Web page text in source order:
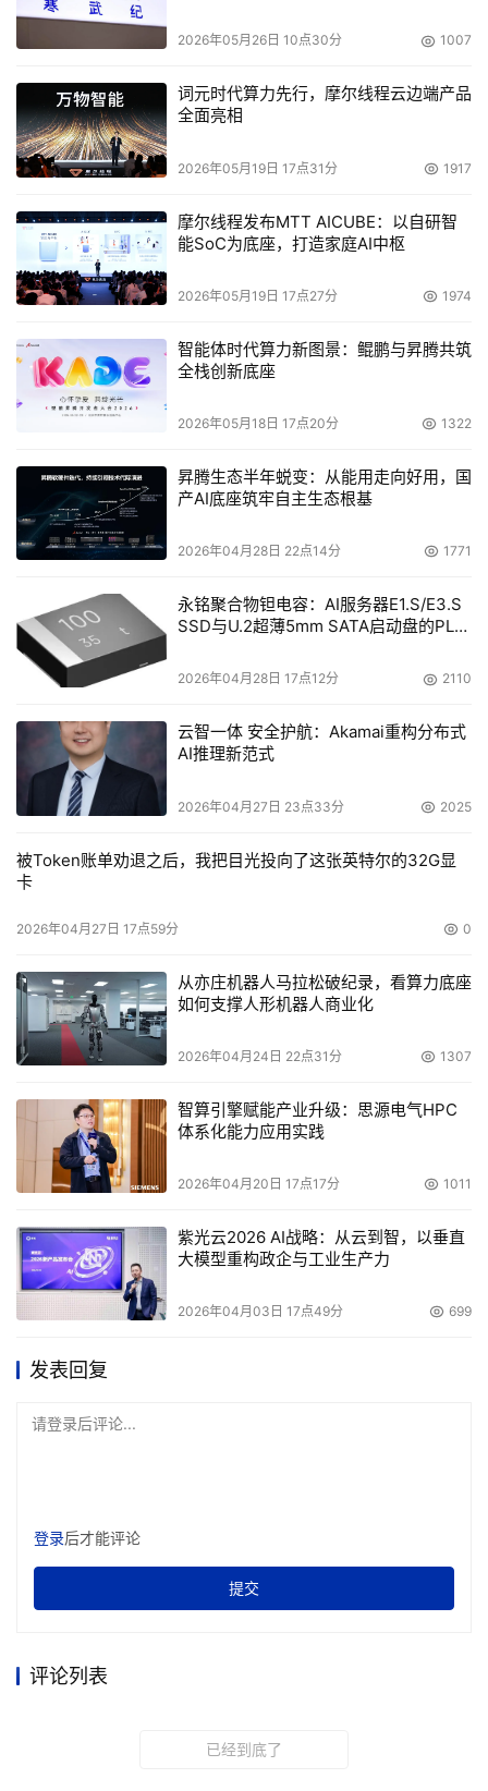
2026年05月26日 10点30分 1007
词元时代算力先行，摩尔线程云边端产品
全面亮相
2026年05月19日 17点31分 1917
摩尔线程发布MTT AICUBE：以自研智
能SoC为底座，打造家庭AI中枢
2026年05月19日 17点27分 1974
智能体时代算力新图景：鲲鹏与昇腾共筑
全栈创新底座
2026年05月18日 17点20分 1322
昇腾生态半年蜕变：从能用走向好用，国
产AI底座筑牢自主生态根基
2026年04月28日 22点14分 1771
永铭聚合物钽电容：AI服务器E1.S/E3.S
SSD与U.2超薄5mm SATA启动盘的PLP
2026年04月28日 17点12分 2110
云智一体 安全护航：Akamai重构分布式
AI推理新范式
2026年04月27日 23点33分 2025
被Token账单劝退之后，我把目光投向了这张英特尔的32G显
卡
2026年04月27日 17点59分 0
从亦庄机器人马拉松破纪录，看算力底座
如何支撑人形机器人商业化
2026年04月24日 22点31分 1307
智算引擎赋能产业升级：思源电气HPC
体系化能力应用实践
2026年04月20日 17点17分 1011
紫光云2026 AI战略：从云到智，以垂直
大模型重构政企与工业生产力
2026年04月03日 17点49分 699
发表回复
请登录后评论...
登录后才能评论
提交
评论列表
已经到底了